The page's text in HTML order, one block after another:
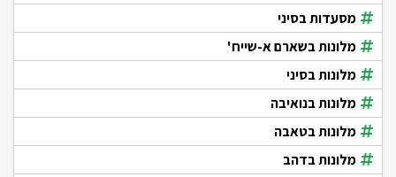
מסעדות בסיני
מלונות בשארם א-שייח'
מלונות בסיני
מלונות בנואיבה
מלונות בטאבה
מלונות בדהב